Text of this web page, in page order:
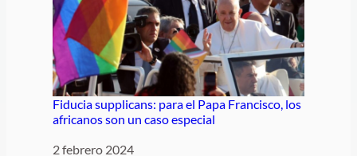
Fiducia supplicans: para el Papa Francisco, los
africanos son un caso especial
Fecha
2 febrero 2024